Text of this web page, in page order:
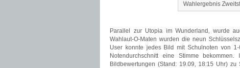
Wahlergebnis
Parallel zur Utopia im Wunderland, wurde
Wahlaut-O-Maten wurden die neun
User konnte jedes Bild mit Schulnoten von
Notendurchschnitt eine Stimme
Bildbewertungen (Stand: 19.09, 18:15 Uhr)